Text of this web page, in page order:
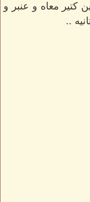
معاه و عنبر و
..